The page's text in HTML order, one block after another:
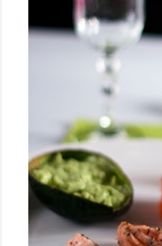
dorado, cargado de
sustituto perfecto a